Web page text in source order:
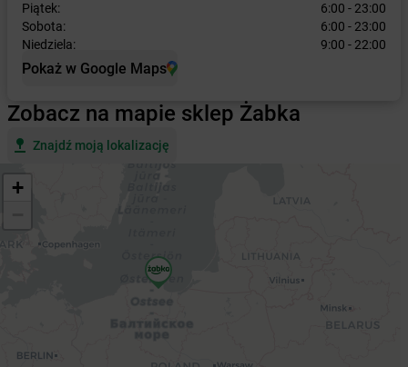
Piątek:
6:00 - 23:00
Sobota:
6:00 - 23:00
Niedziela:
9:00 - 22:00
Pokaż w Google Maps
Zobacz na mapie sklep Żabka
Znajdź moją lokalizację
+